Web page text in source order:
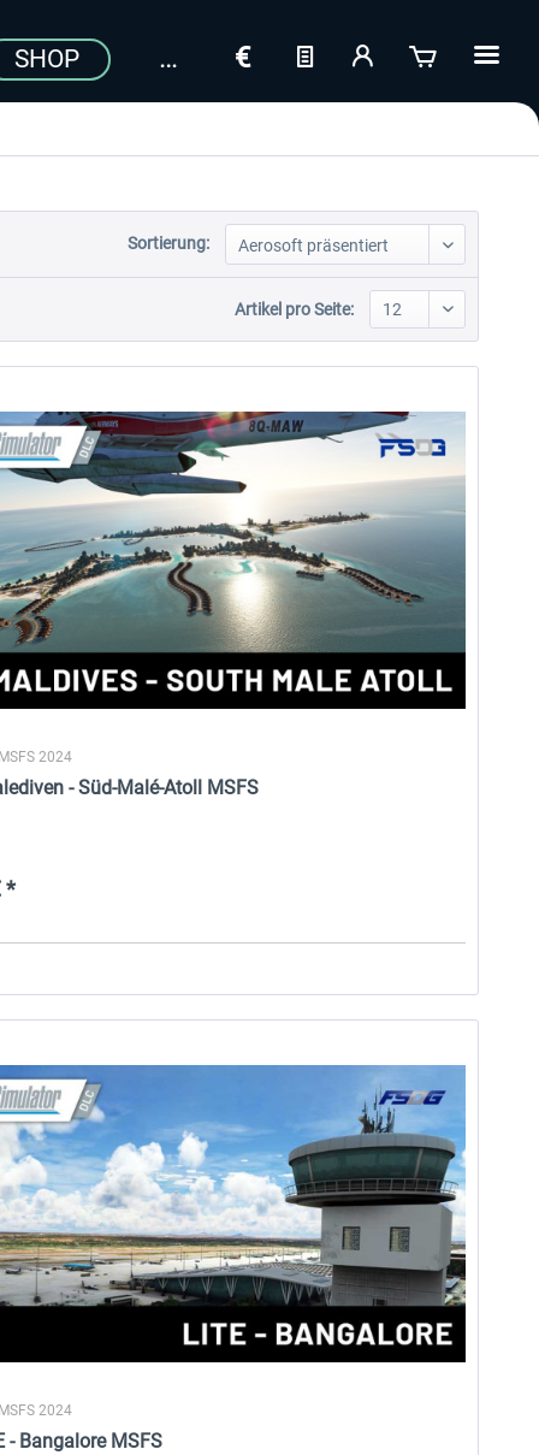
SHOP
Sortierung:
Artikel pro Seite:
2024
- Süd-Malé-Atoll MSFS
*
2024
- Bangalore MSFS